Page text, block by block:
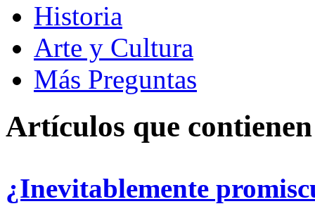
Historia
Arte y Cultura
Más Preguntas
Artículos que
¿Inevitablemente